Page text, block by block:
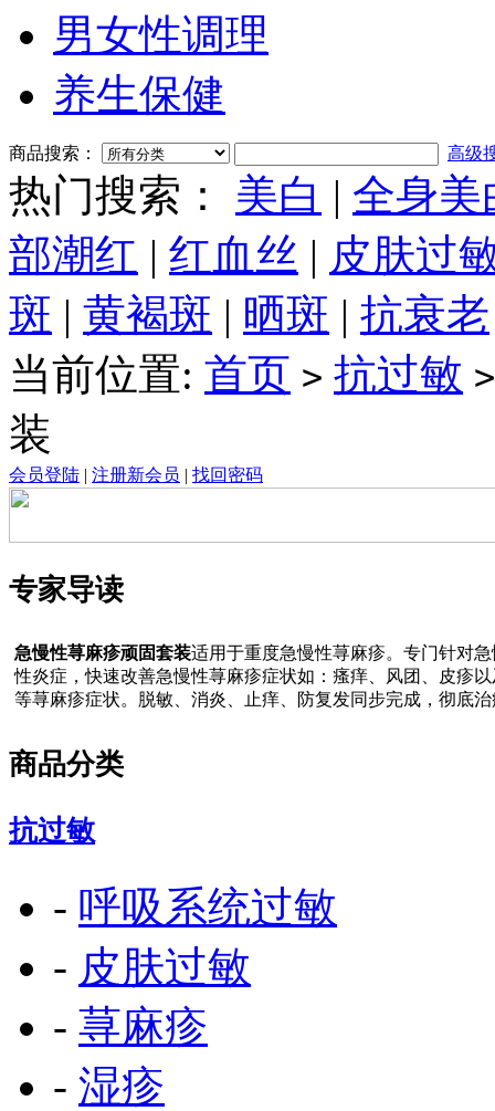
男女性调理
养生保健
商品搜索： 高级
热门搜索： 美白 | 全身美
部潮红 | 红血丝 | 皮肤过
斑 | 黄褐斑 | 晒斑 | 抗衰老
当前位置: 首页 > 抗过敏 >
装
会员登陆 | 注册新会员 | 找回密码
专家导读
急慢性荨麻疹顽固套装适用于重度急慢性荨麻疹。专门针对
性炎症，快速改善急慢性荨麻疹症状如：瘙痒、风团、皮疹
等荨麻疹症状。脱敏、消炎、止痒、防复发同步完成，彻底
商品分类
抗过敏
- 呼吸系统过敏
- 皮肤过敏
- 荨麻疹
- 湿疹